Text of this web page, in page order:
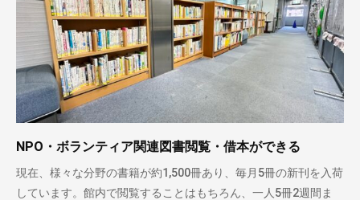
NPO・ボランティア関連図書閲覧・借本ができる
現在、様々な分野の書籍が約1,500冊あり、毎月5冊の新刊を入荷
しています。館内で閲覧することはもちろん、一人5冊2週間ま